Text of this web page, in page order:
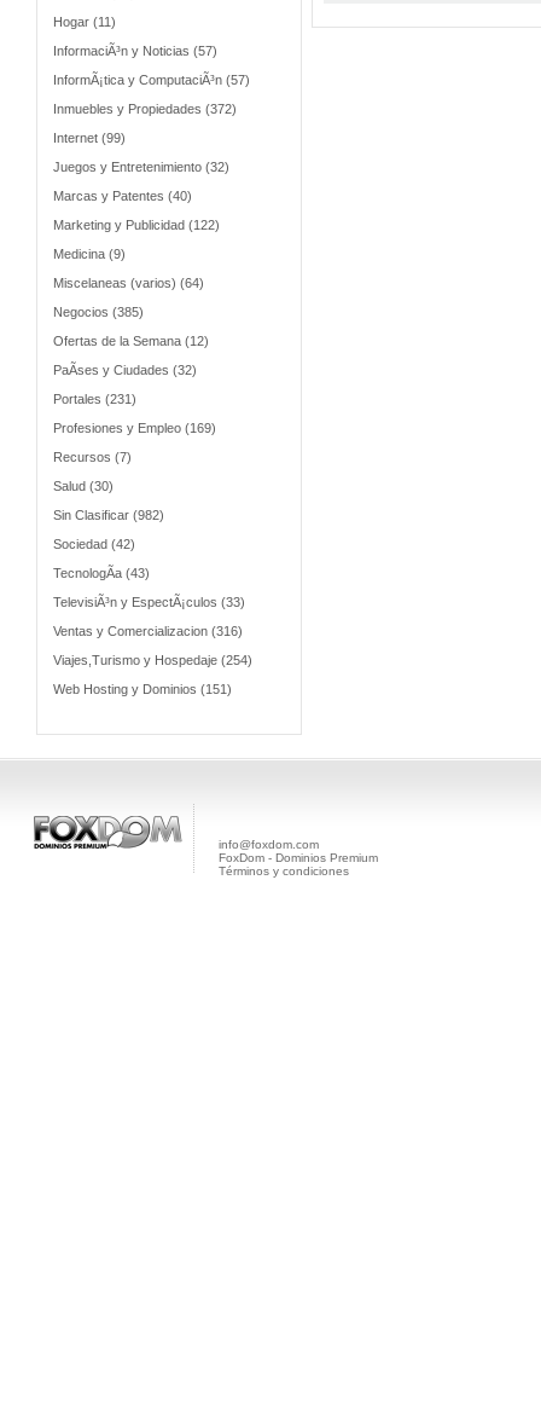
Hogar (11)
InformaciÃ³n y Noticias (57)
InformÃ¡tica y ComputaciÃ³n (57)
Inmuebles y Propiedades (372)
Internet (99)
Juegos y Entretenimiento (32)
Marcas y Patentes (40)
Marketing y Publicidad (122)
Medicina (9)
Miscelaneas (varios) (64)
Negocios (385)
Ofertas de la Semana (12)
PaÃ­ses y Ciudades (32)
Portales (231)
Profesiones y Empleo (169)
Recursos (7)
Salud (30)
Sin Clasificar (982)
Sociedad (42)
TecnologÃ­a (43)
TelevisiÃ³n y EspectÃ¡culos (33)
Ventas y Comercializacion (316)
Viajes,Turismo y Hospedaje (254)
Web Hosting y Dominios (151)
info@foxdom.com
FoxDom - Dominios Premium
Términos y condiciones